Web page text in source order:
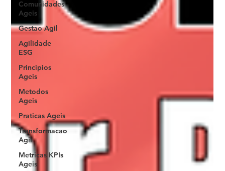
Comunidades
Ageis
Gestao Agil
Agilidade
ESG
Principios
Ageis
Metodos
Ageis
Praticas Ageis
Transformacao
Agil
Metricas KPIs
Ageis